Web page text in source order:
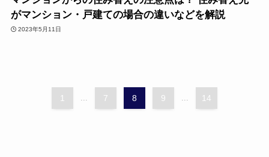
がマンション・戸建ての場合の違いなどを解説
2023年5月11日
1 7 8 9 14